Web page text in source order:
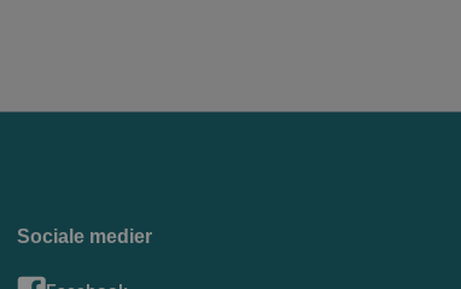
Sociale medier